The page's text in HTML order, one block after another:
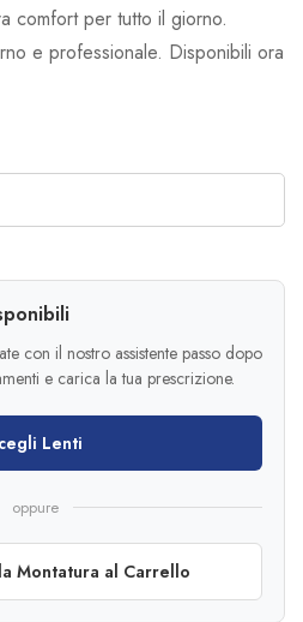
comfort per tutto il giorno.
e professionale. Disponibili ora
con il nostro assistente passo dopo
e carica la tua prescrizione.
Lenti
oppure
Montatura al Carrello